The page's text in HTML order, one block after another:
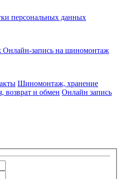
персональных данных
Онлайн-запись на шиномонтаж
Шиномонтаж, хранение
возврат и обмен Онлайн запись